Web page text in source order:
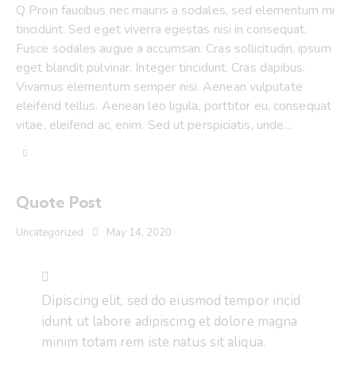
Q Proin faucibus nec mauris a sodales, sed elementum mi
tincidunt. Sed eget viverra egestas nisi in consequat.
Fusce sodales augue a accumsan. Cras sollicitudin, ipsum
eget blandit pulvinar. Integer tincidunt. Cras dapibus.
Vivamus elementum semper nisi. Aenean vulputate
eleifend tellus. Aenean leo ligula, porttitor eu, consequat
vitae, eleifend ac, enim. Sed ut perspiciatis, unde…
Quote Post
Uncategorized May 14, 2020
Dipiscing elit, sed do eiusmod tempor incid
idunt ut labore adipiscing et dolore magna
minim totam rem iste natus sit aliqua.